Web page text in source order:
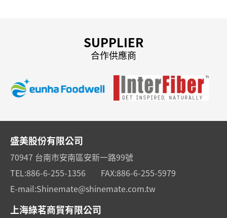
SUPPLIER
合作供應商
盛美股份有限公司
70947 台南市安南區安新一路99號
TEL:886-6-255-1356 FAX:886-6-255-5979
E-mail:Shinemate@shinemate.com.tw
上海綠茗商貿有限公司